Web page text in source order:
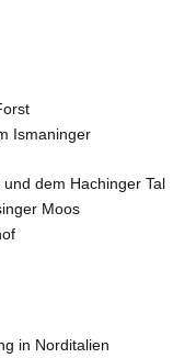
Ismaninger
dem Hachinger Tal
Moos
in Norditalien